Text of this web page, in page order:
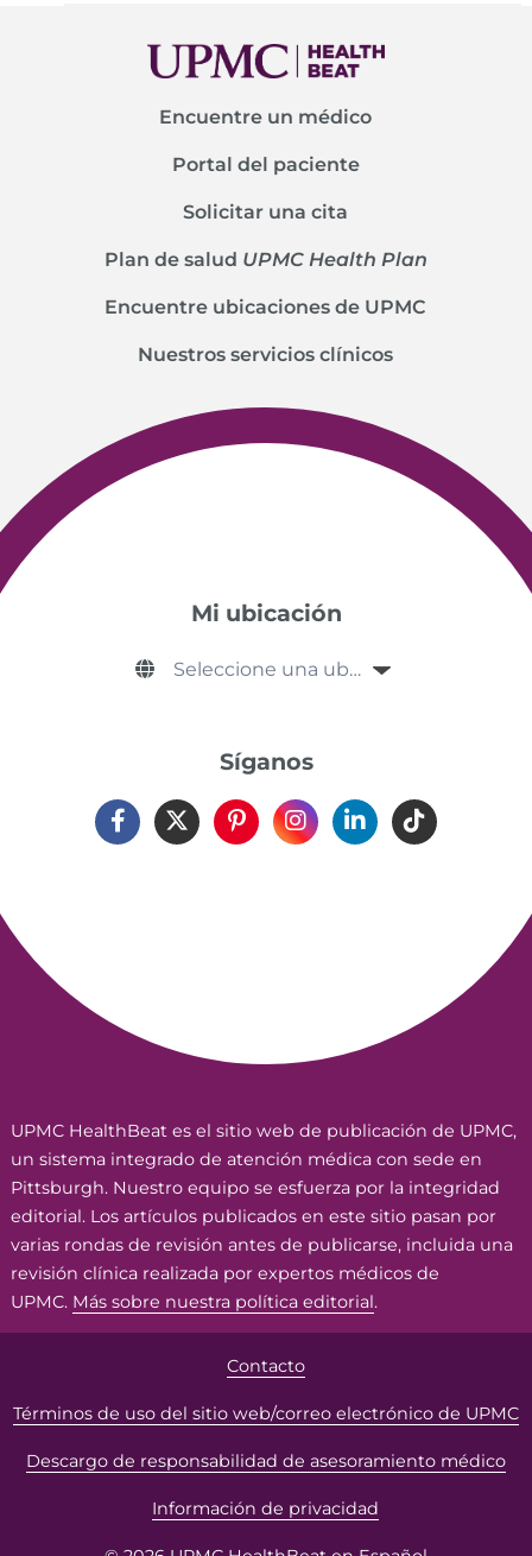
Encuentre un médico
Portal del paciente
Solicitar una cita
Plan de salud UPMC Health Plan
Encuentre ubicaciones de UPMC
Nuestros servicios clínicos
Mi ubicación
Síganos
UPMC HealthBeat es el sitio web de publicación de UPMC,
un sistema integrado de atención médica con sede en
Pittsburgh. Nuestro equipo se esfuerza por la integridad
editorial. Los artículos publicados en este sitio pasan por
varias rondas de revisión antes de publicarse, incluida una
revisión clínica realizada por expertos médicos de
UPMC. Más sobre nuestra política editorial.
Contacto
Términos de uso del sitio web/correo electrónico de UPMC
Descargo de responsabilidad de asesoramiento médico
Información de privacidad